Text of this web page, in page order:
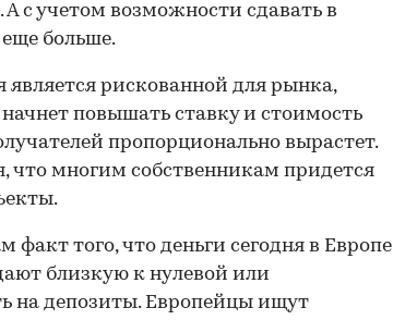
с учетом возможности сдавать в
больше.
является рискованной для рынка,
повышать ставку и стоимость
пропорционально вырастет.
что многим собственникам придется
факт того, что деньги сегодня в Европе
близкую к нулевой или
на депозиты. Европейцы ищут